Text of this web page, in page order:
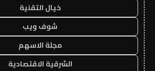
خيال التقنية
شوف ويب
مجلة الاسهم
الشرقية الاقتصادية